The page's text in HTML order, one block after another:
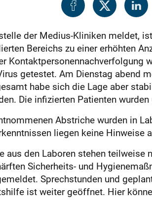
derMedius-Klinikenmeldet,
Bereichs zu einer erhöhten
Kontaktpersonennachverfolgung
getestet. Am Dienstag abend
habe sich die Lage aber
Die infizierten Patienten
Abstriche wurden in
liegen keine Hinweise
aus den Laboren stehen
Sicherheits- und
Sprechstunden und
ist weiter geöffnet. Hier